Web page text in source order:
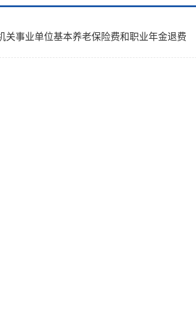
关事业单位基本养老保险费和职业年金退费